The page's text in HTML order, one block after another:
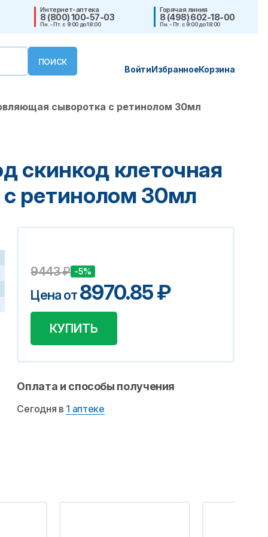
Интернет-аптека
8 (800) 100-57-03
Пн. - Пт. с 9:00 до 18:00
Горячая линия
8 (498) 602-18-00
Пн. - Пт. с 9:00 до 18:00
ВойтиИзбранноеКорзина
сыворотка с ретинолом 30мл
скинкод клеточная
ретинолом 30мл
9443₽ -5%
Цена от8970.85₽
КУПИТЬ
Оплата и способы получения
Сегодня в 1 аптеке